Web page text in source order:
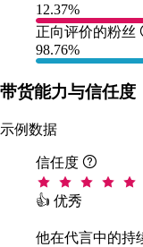
12.37%
正向评价的粉丝
98.76%
带货能力与信任度
示例数据
信任度 
👍 优秀
他在代言中的持